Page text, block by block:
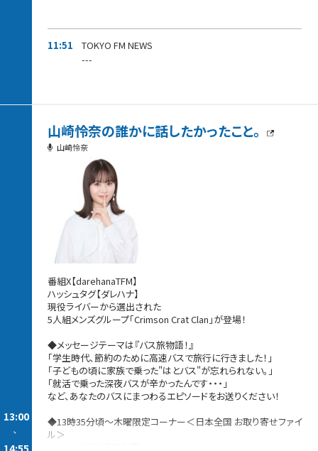
11:51
TOKYO FM NEWS
---
13:00
-
14:55
山崎怜奈の誰かに話したかったこと。
山崎怜奈
番組X【darehanaTFM】
ハッシュタグ【ダレハナ】
現役ライバーから選出された
5人組メンズグループ「Crimson Crat Clan」が登場！
◆メッセージテーマは『バス旅物語！』
「学生時代、節約のために高速バスで旅行に行きました！」
「子どもの頃に家族で乗った"はとバス"が忘れられない。」
「就活で乗った深夜バスが辛かったんです・・・」
など、あなたのバスにまつわるエピソードをお送りください！
◆13時35分頃〜木曜限定コーナー＜日本全国 お取り寄せファイ
ル＞